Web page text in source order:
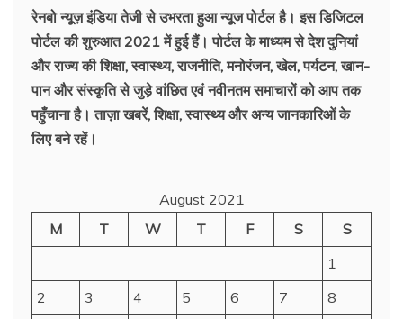
रेनबो न्यूज़ इंडिया तेजी से उभरता हुआ न्‍यूज पोर्टल है। इस डिजिटल
पोर्टल की शुरुआत 2021 में हुई हैं। पोर्टल के माध्यम से देश दुनियां
और राज्य की शिक्षा, स्वास्थ्य, राजनीति, मनोरंजन, खेल, पर्यटन, खान-
पान और संस्कृति से जुड़े वांछित एवं नवीनतम समाचारों को आप तक
पहुँचाना है। ताज़ा खबरें, शिक्षा, स्वास्थ्य और अन्य जानकारिओं के
लिए बने रहें।
August 2021
M
T W T F S
S
1
2
3 4 5 6 7
8